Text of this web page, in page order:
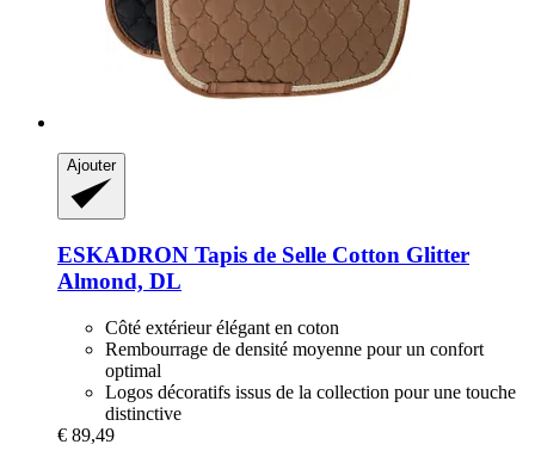
Ajouter
ESKADRON Tapis de Selle Cotton Glitter
Almond, DL
Côté extérieur élégant en coton
Rembourrage de densité moyenne pour un confort
optimal
Logos décoratifs issus de la collection pour une touche
distinctive
€ 89,49